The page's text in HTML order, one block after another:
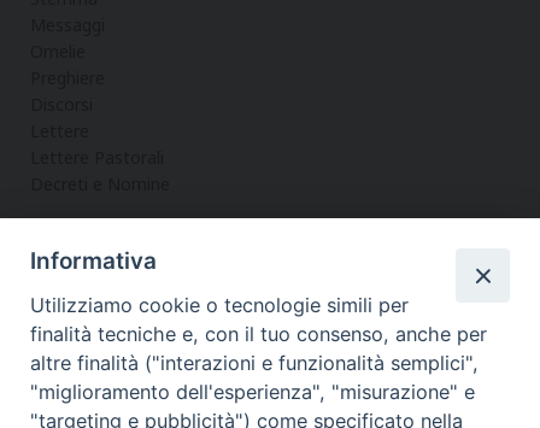
Informazioni
Vicario Generale
Uffici
Servizi
Informativa
Utilizziamo cookie o tecnologie simili per
finalità tecniche e, con il tuo consenso, anche per
altre finalità ("interazioni e funzionalità semplici",
"miglioramento dell'esperienza", "misurazione" e
"targeting e pubblicità") come specificato nella